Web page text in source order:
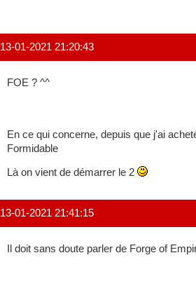
13-01-2021 21:20:43
FOE ? ^^
En ce qui concerne, depuis que j'ai
Formidable
Là on vient de démarrer le 2
13-01-2021 21:41:15
Il doit sans doute parler de Forge of